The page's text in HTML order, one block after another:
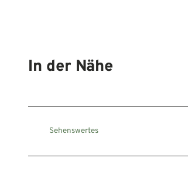
In der Nähe
Sehenswertes